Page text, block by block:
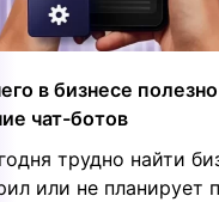
в бизнесе полезно
чат-ботов
трудно найти
или не планирует